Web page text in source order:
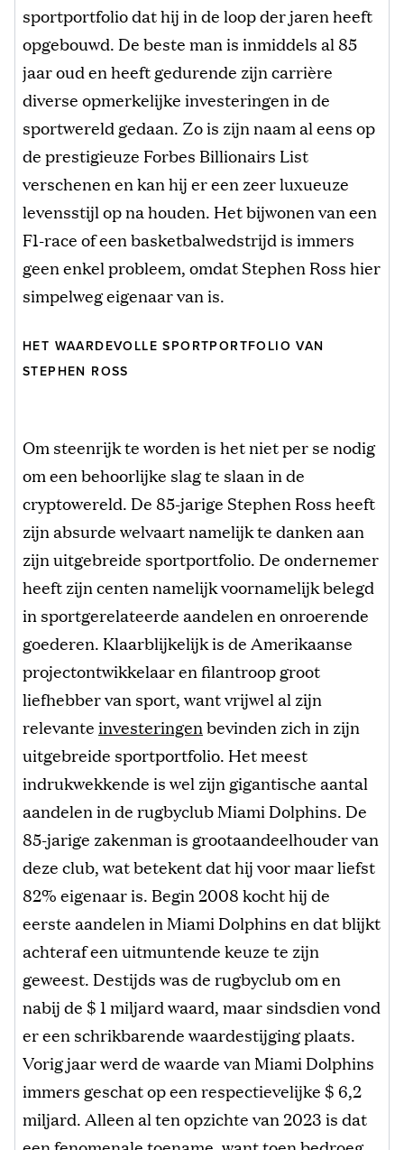
sportportfolio dat hij in de loop der jaren heeft
opgebouwd. De beste man is inmiddels al 85
jaar oud en heeft gedurende zijn carrière
diverse opmerkelijke investeringen in de
sportwereld gedaan. Zo is zijn naam al eens op
de prestigieuze Forbes Billionairs List
verschenen en kan hij er een zeer luxueuze
levensstijl op na houden. Het bijwonen van een
F1-race of een basketbalwedstrijd is immers
geen enkel probleem, omdat Stephen Ross hier
simpelweg eigenaar van is.
HET WAARDEVOLLE SPORTPORTFOLIO VAN
STEPHEN ROSS
Om steenrijk te worden is het niet per se nodig
om een behoorlijke slag te slaan in de
cryptowereld. De 85-jarige Stephen Ross heeft
zijn absurde welvaart namelijk te danken aan
zijn uitgebreide sportportfolio. De ondernemer
heeft zijn centen namelijk voornamelijk belegd
in sportgerelateerde aandelen en onroerende
goederen. Klaarblijkelijk is de Amerikaanse
projectontwikkelaar en filantroop groot
liefhebber van sport, want vrijwel al zijn
relevanteinvesteringenbevinden zich in zijn
uitgebreide sportportfolio. Het meest
indrukwekkende is wel zijn gigantische aantal
aandelen in de rugbyclub Miami Dolphins. De
85-jarige zakenman is grootaandeelhouder van
deze club, wat betekent dat hij voor maar liefst
82% eigenaar is. Begin 2008 kocht hij de
eerste aandelen in Miami Dolphins en dat blijkt
achteraf een uitmuntende keuze te zijn
geweest. Destijds was de rugbyclub om en
nabij de $ 1 miljard waard, maar sindsdien vond
er een schrikbarende waardestijging plaats.
Vorig jaar werd de waarde van Miami Dolphins
immers geschat op een respectievelijke $ 6,2
miljard. Alleen al ten opzichte van 2023 is dat